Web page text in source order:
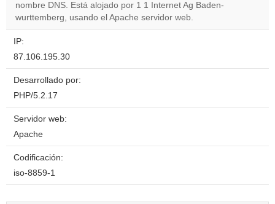
own this
website?
nombre DNS. Está alojado por 1 1 Internet Ag Baden-
wurttemberg, usando el Apache servidor web.
IP:
87.106.195.30
Desarrollado por:
PHP/5.2.17
Servidor web:
Apache
Codificación:
iso-8859-1